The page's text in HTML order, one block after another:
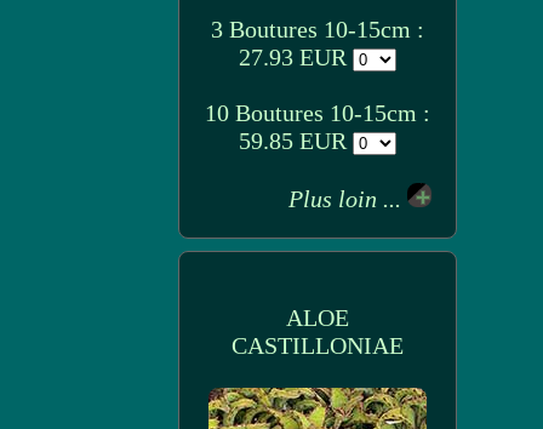
3 Boutures 10-15cm :
27.93 EUR
10 Boutures 10-15cm :
59.85 EUR
Plus loin ...
ALOE
CASTILLONIAE